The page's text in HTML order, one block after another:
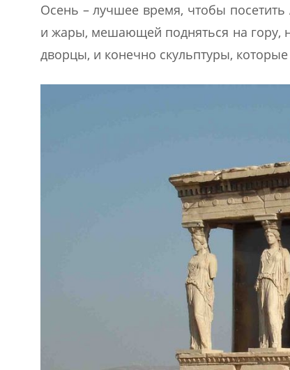
Осень – лучшее время, чтобы
и жары, мешающей подняться на гору,
дворцы, и конечно скульптуры,